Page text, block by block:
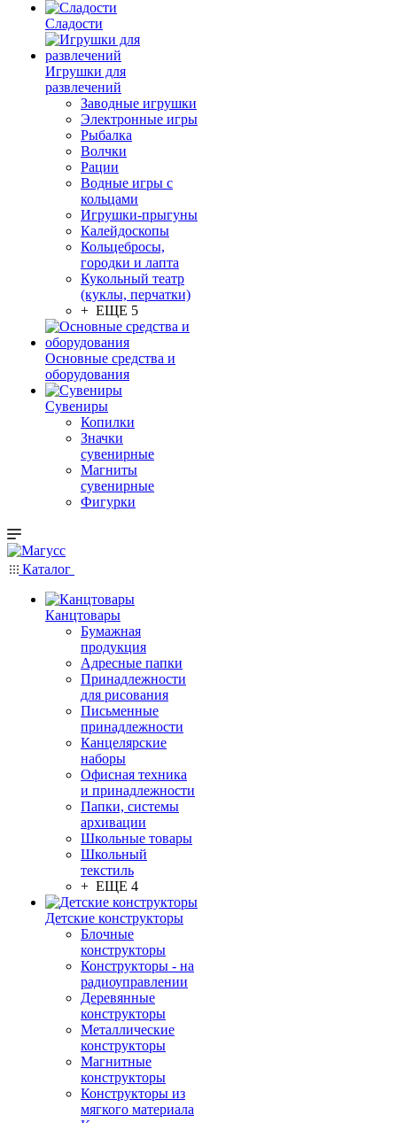
Сладости
Игрушки для
развлечений
Заводные игрушки
Электронные игры
Рыбалка
Волчки
Рации
Водные игры с
кольцами
Игрушки-прыгуны
Калейдоскопы
Кольцебросы,
городки и лапта
Кукольный театр
(куклы, перчатки)
+ ЕЩЕ 5
Основные средства и
оборудования
Сувениры
Копилки
Значки
сувенирные
Магниты
сувенирные
Фигурки
Каталог
Канцтовары
Бумажная
продукция
Адресные папки
Принадлежности
для рисования
Письменные
принадлежности
Канцелярские
наборы
Офисная техника
и принадлежности
Папки, системы
архивации
Школьные товары
Школьный
текстиль
+ ЕЩЕ 4
Детские конструкторы
Блочные
конструкторы
Конструкторы - на
радиоуправлении
Деревянные
конструкторы
Металлические
конструкторы
Магнитные
конструкторы
Конструкторы из
мягкого материала